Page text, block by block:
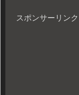
スポンサーリンク